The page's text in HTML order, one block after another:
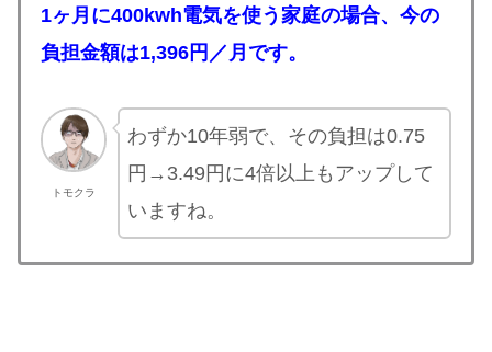
1ヶ月に400kwh電気を使う家庭の場合、今の
負担金額は1,396円／月です。
トモクラ
わずか10年弱で、その負担は0.75
円→3.49円に4倍以上もアップして
いますね。